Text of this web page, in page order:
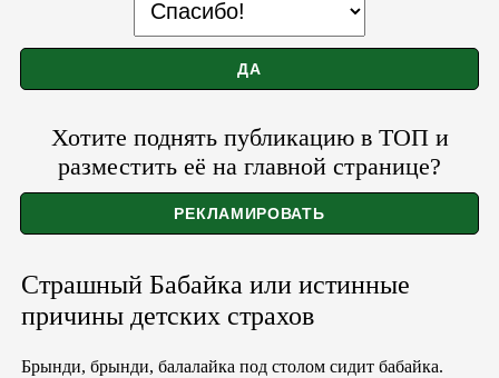
Хотите поднять публикацию в ТОП и
разместить её на главной странице?
Страшный Бабайка или истинные
причины детских страхов
Брынди, брынди, балалайка под столом сидит бабайка.